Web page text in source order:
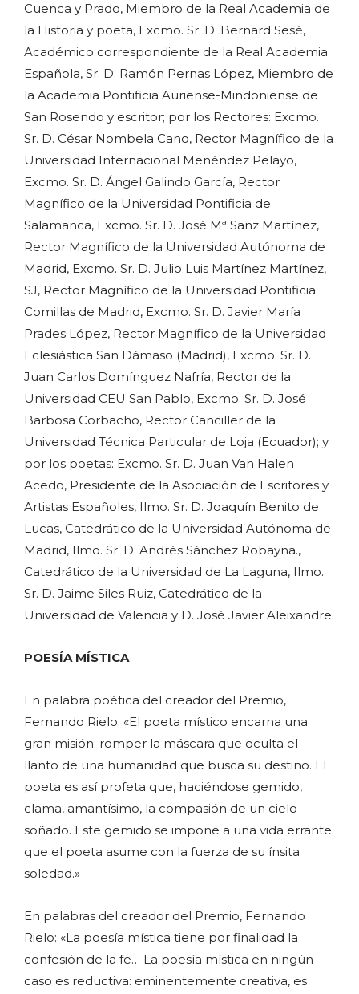
Cuenca y Prado, Miembro de la Real Academia de
la Historia y poeta, Excmo. Sr. D. Bernard Sesé,
Académico correspondiente de la Real Academia
Española, Sr. D. Ramón Pernas López, Miembro de
la Academia Pontificia Auriense-Mindoniense de
San Rosendo y escritor; por los Rectores: Excmo.
Sr. D. César Nombela Cano, Rector Magnífico de la
Universidad Internacional Menéndez Pelayo,
Excmo. Sr. D. Ángel Galindo García, Rector
Magnífico de la Universidad Pontificia de
Salamanca, Excmo. Sr. D. José Mª Sanz Martínez,
Rector Magnífico de la Universidad Autónoma de
Madrid, Excmo. Sr. D. Julio Luis Martínez Martínez,
SJ, Rector Magnífico de la Universidad Pontificia
Comillas de Madrid, Excmo. Sr. D. Javier María
Prades López, Rector Magnífico de la Universidad
Eclesiástica San Dámaso (Madrid), Excmo. Sr. D.
Juan Carlos Domínguez Nafría, Rector de la
Universidad CEU San Pablo, Excmo. Sr. D. José
Barbosa Corbacho, Rector Canciller de la
Universidad Técnica Particular de Loja (Ecuador); y
por los poetas: Excmo. Sr. D. Juan Van Halen
Acedo, Presidente de la Asociación de Escritores y
Artistas Españoles, Ilmo. Sr. D. Joaquín Benito de
Lucas, Catedrático de la Universidad Autónoma de
Madrid, Ilmo. Sr. D. Andrés Sánchez Robayna.,
Catedrático de la Universidad de La Laguna, Ilmo.
Sr. D. Jaime Siles Ruiz, Catedrático de la
Universidad de Valencia y D. José Javier Aleixandre.
POESÍA MÍSTICA
En palabra poética del creador del Premio,
Fernando Rielo: «El poeta místico encarna una
gran misión: romper la máscara que oculta el
llanto de una humanidad que busca su destino. El
poeta es así profeta que, haciéndose gemido,
clama, amantísimo, la compasión de un cielo
soñado. Este gemido se impone a una vida errante
que el poeta asume con la fuerza de su ínsita
soledad.»
En palabras del creador del Premio, Fernando
Rielo: «La poesía mística tiene por finalidad la
confesión de la fe… La poesía mística en ningún
caso es reductiva: eminentemente creativa, es